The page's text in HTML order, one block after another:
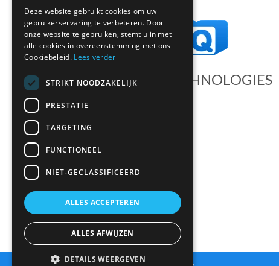
DATEQ AUDIO TECHNOLOGIES
Dateq International BV
Nederland
KVK: 84615559
Deze website gebruikt cookies om uw
gebruikerservaring te verbeteren. Door
onze website te gebruiken, stemt u in met
alle cookies in overeenstemming met ons
Cookiebeleid. Lees verder
STRIKT NOODZAKELIJK
PRESTATIE
TARGETING
FUNCTIONEEL
NIET-GECLASSIFICEERD
ALLES ACCEPTEREN
ALLES AFWIJZEN
DETAILS WEERGEVEN